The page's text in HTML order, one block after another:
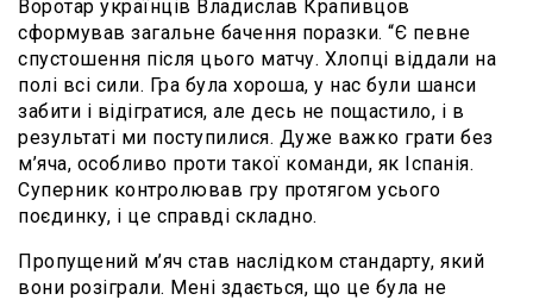
Воротар українців Владислав Крапивцов
сформував загальне бачення поразки. “Є певне
спустошення після цього матчу. Хлопці віддали на
полі всі сили. Гра була хороша, у нас були шанси
забити і відігратися, але десь не пощастило, і в
результаті ми поступилися. Дуже важко грати без
м’яча, особливо проти такої команди, як Іспанія.
Суперник контролював гру протягом усього
поєдинку, і це справді складно.
Пропущений м’яч став наслідком стандарту, який
вони розіграли. Мені здається, що це була не